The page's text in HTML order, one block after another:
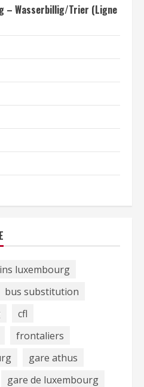
– Wasserbillig/Trier (Ligne
luxembourg
bus substitution
cfl
frontaliers
gare athus
gare de luxembourg